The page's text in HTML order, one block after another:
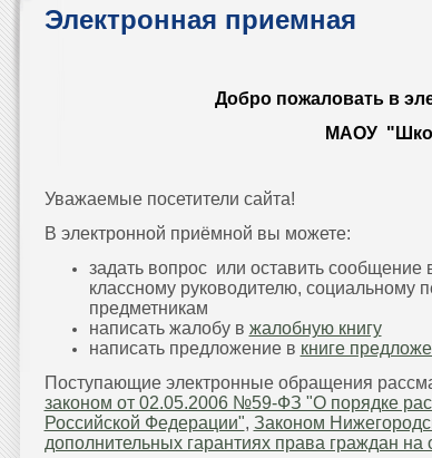
Электронная приемная
Добро пожаловать в
МАОУ
Уважаемые посетители сайта!
В электронной приёмной вы можете:
задать вопрос или оставить сообщение
классному руководителю, социальному
предметникам
написать жалобу в жалобную книгу
написать предложение в книге
Поступающие электронные обращения
законом от 02.05.2006 №59-ФЗ "О порядке
Российской Федерации", Законом
дополнительных гарантиях права граждан